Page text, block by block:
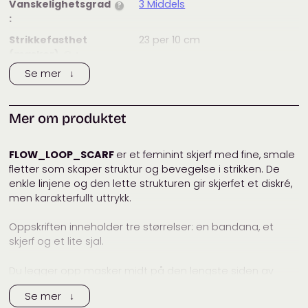
Vanskelighetsgrad ?
:
3 Middels
Strikkefasthet
23 per 10 cm
Strikkefasthet
(pinner)
:
Anbefalt
pinnestørrelse:
Merke:
other_loops
Tags:
cardiff, Cardiff Cashmere,
Småstrikk
og skjerf
Småstrikk og tilbehør
Se mer ↓
Mer om produktet
FLOW_LOOP_SCARF er et feminint skjerf med fine, smale
fletter som skaper struktur og bevegelse i strikken. De
enkle linjene og den lette strukturen gir skjerfet et diskré,
men karakterfullt uttrykk.
Oppskriften inneholder tre størrelser: en bandana, et
skjerf og et lite sjal.
Du legger opp masker midt på den lengste siden av
skjerfet. Deretter strikker du frem og tilbake med fletter,
mens du underveis øker ut både i sidene og på midten
Se mer ↓